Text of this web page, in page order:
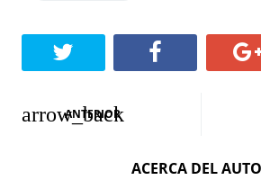
N
ANTERIOR
ACERCA DEL